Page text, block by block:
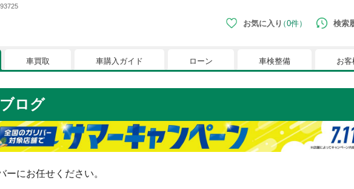
お気に入り 0件
、お気に入りに登録されているおクルマはござい
録すると、あなただけのお気に入りのクルマリストでいつでも簡単に比較がで
※「お気に入り」の登録を可能にするためにCookie機能を有効にしてください。
検索
車買取 車購入ガイド ローン 車検整備 お客
ログ
ーにお任せください。